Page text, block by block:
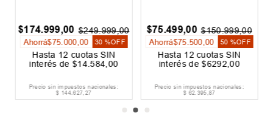
$174.999,00 $249.999,00
Ahorrá$75 .000 ,00 30 %OFF
Hasta 12 cuotas SIN
interés de$14 .584 ,00
Precio sin impuestos nacionales:
$ 144.627,27
$75.499,00 $150.999,00
Ahorrá$75 500 ,00 50 %OFF
Hasta 12 cuotas SIN
interés de$6292 ,00
Precio sin impuestos nacionales:
$ 62.395,87